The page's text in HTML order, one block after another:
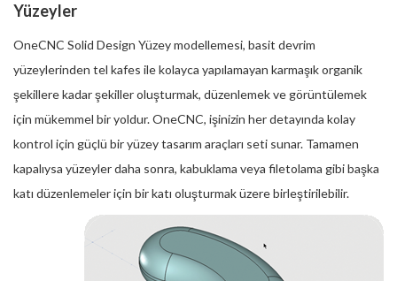
Yüzeyler
OneCNC Solid Design Yüzey modellemesi, basit devrim
yüzeylerinden tel kafes ile kolayca yapılamayan karmaşık organik
şekillere kadar şekiller oluşturmak, düzenlemek ve görüntülemek
için mükemmel bir yoldur. OneCNC, işinizin her detayında kolay
kontrol için güçlü bir yüzey tasarım araçları seti sunar. Tamamen
kapalıysa yüzeyler daha sonra, kabuklama veya filetolama gibi başka
katı düzenlemeler için bir katı oluşturmak üzere birleştirilebilir.